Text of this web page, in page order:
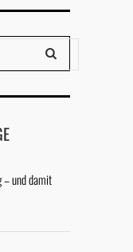
– und damit